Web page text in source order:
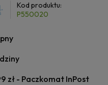
Kod produktu:
P550020
zł - Paczkomat InPost